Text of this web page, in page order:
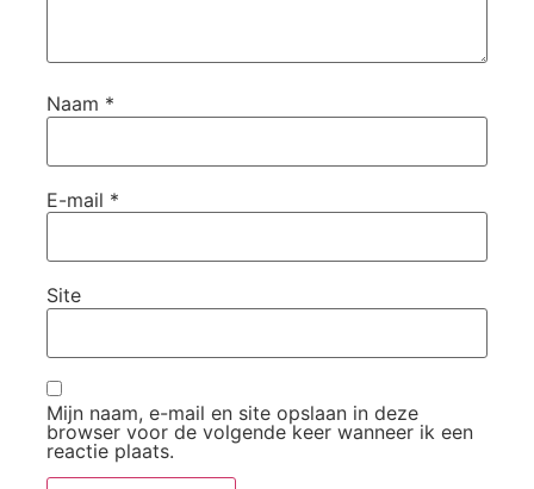
Naam *
E-mail *
Site
Mijn naam, e-mail en site opslaan in deze
browser voor de volgende keer wanneer ik een
reactie plaats.